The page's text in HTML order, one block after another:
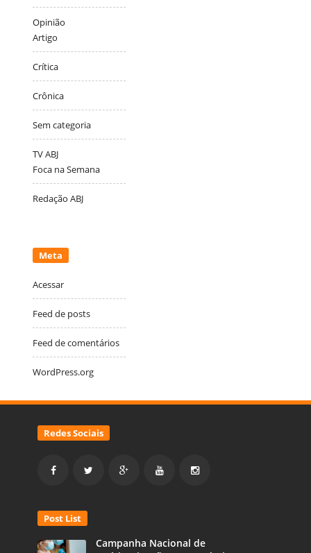
Opinião
Artigo
Crítica
Crônica
Sem categoria
TV ABJ
Foca na Semana
Redação ABJ
Meta
Acessar
Feed de posts
Feed de comentários
WordPress.org
Redes Sociais
Post List
Campanha Nacional de